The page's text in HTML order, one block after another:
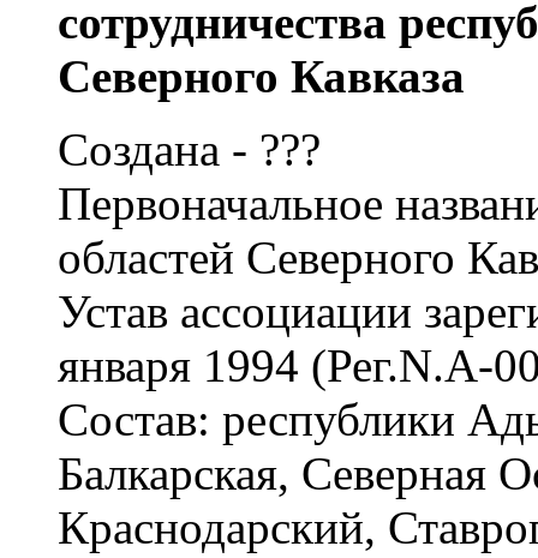
сотрудничества
Северного Кавказа
Создана - ???
Первоначальное
областей Северного
Устав ассоциации
января 1994 (Рег.N.А-
Состав: республики
Балкарская, Северная
Краснодарский,